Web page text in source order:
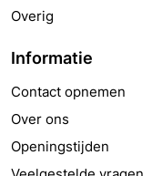
Overig
Informatie
Contact opnemen
Over ons
Openingstijden